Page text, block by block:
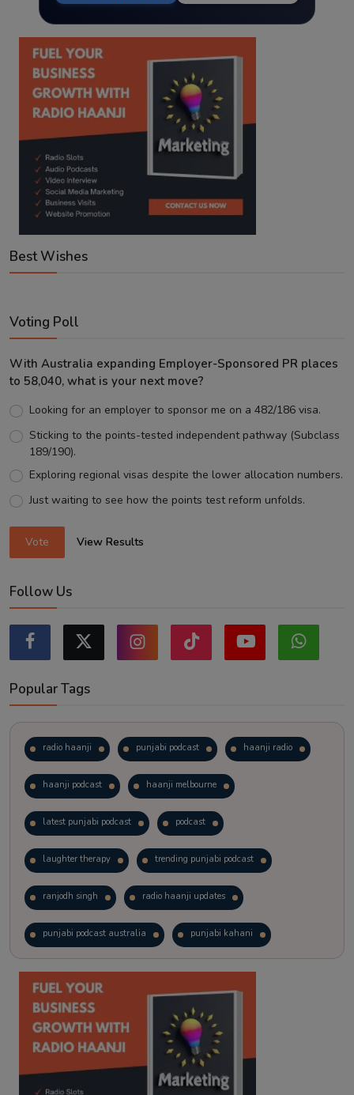
Best Wishes
Voting Poll
With Australia expanding Employer-Sponsored PR places
to 58,040, what is your next move?
Looking for an employer to sponsor me on a 482/186 visa.
Sticking to the points-tested independent pathway (Subclass
189/190).
Exploring regional visas despite the lower allocation numbers.
Just waiting to see how the points test reform unfolds.
Vote View Results
Follow Us
Popular Tags
radio haanji punjabi podcast haanji radio
haanji podcast haanji melbourne
latest punjabi podcast podcast
laughter therapy trending punjabi podcast
ranjodh singh radio haanji updates
punjabi podcast australia punjabi kahani
kitaab kahani punjabi story